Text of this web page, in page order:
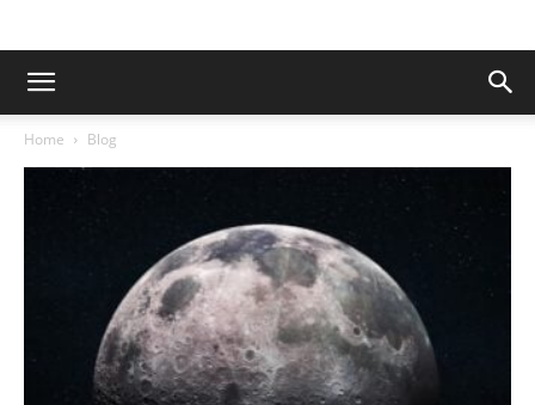
Home Blog